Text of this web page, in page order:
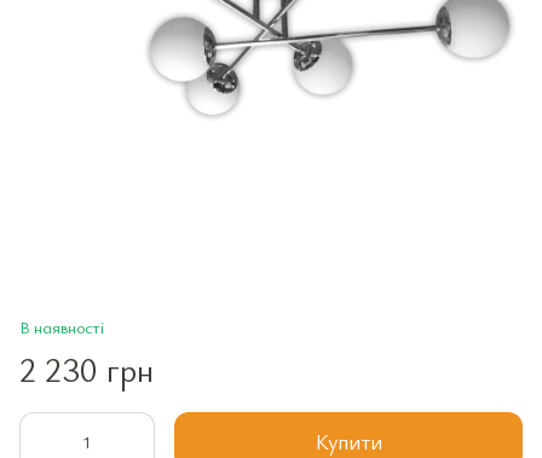
В наявності
2 230 грн
Купити